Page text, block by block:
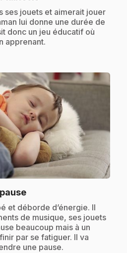
ses jouets et aimerait jouer
lui donne une durée de
donc un jeu éducatif où
apprenant.
.
et déborde d’énergie. Il
de musique, ses jouets
beaucoup mais à un
par se fatiguer. Il va
une pause.